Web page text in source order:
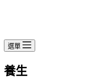
選單
養生